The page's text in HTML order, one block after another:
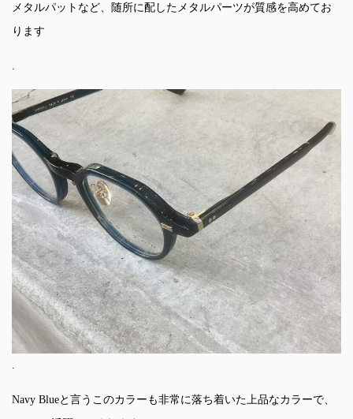
メタルパットなど、随所に配したメタルパーツが質感を高めてお
ります
Navy Blueと言うこのカラーも非常に落ち着いた上品なカラーで、